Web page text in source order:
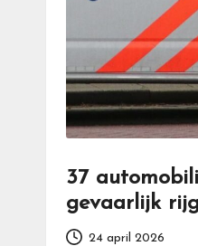
37
gevaarlijk
24 april 2026